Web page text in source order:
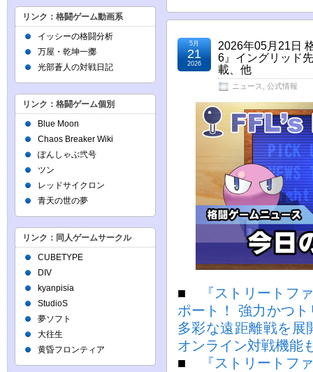
2026年05月21日
6』イングリッド
載、他
ニュース 公式情報
5月
21
2026
■
『ストリートフ
ポート！ 強力かつ
多彩な遠距離戦を展
オンライン対戦機能
■
『ストリートフ
リンク：格闘ゲーム動画系
イッシーの格闘分析
万屋・乾坤一擲
光部蒼人の対戦日記
リンク：格闘ゲーム個別
Blue Moon
Chaos Breaker Wiki
ぽんしゃぶ弐号
ツン
レッドサイクロン
青天の世の夢
リンク：同人ゲームサークル
CUBETYPE
DIV
kyanpisia
StudioS
夢ソフト
大往生
黄昏フロンティア